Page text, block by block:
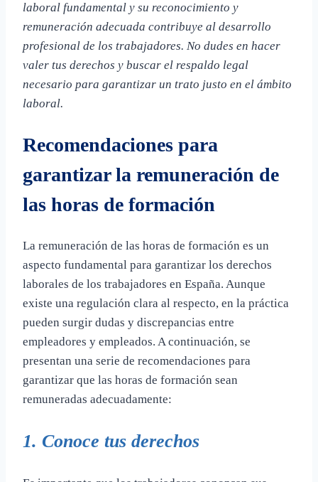
laboral fundamental y su reconocimiento y
remuneración adecuada contribuye al desarrollo
profesional de los trabajadores. No dudes en hacer
valer tus derechos y buscar el respaldo legal
necesario para garantizar un trato justo en el ámbito
laboral.
Recomendaciones para
garantizar la remuneración de
las horas de formación
La remuneración de las horas de formación es un
aspecto fundamental para garantizar los derechos
laborales de los trabajadores en España. Aunque
existe una regulación clara al respecto, en la práctica
pueden surgir dudas y discrepancias entre
empleadores y empleados. A continuación, se
presentan una serie de recomendaciones para
garantizar que las horas de formación sean
remuneradas adecuadamente:
1. Conoce tus derechos